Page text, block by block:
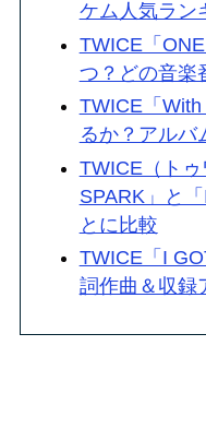
ケム人気ラン
TWICE「
つ？どの音楽
TWICE「
るか？アルバ
TWICE（ト
SPARK」と
とに比較
TWICE「I
詞作曲＆収録